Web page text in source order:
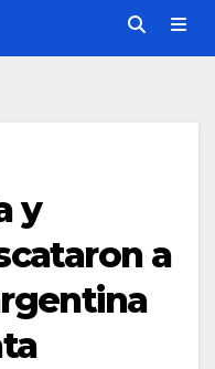
y
a